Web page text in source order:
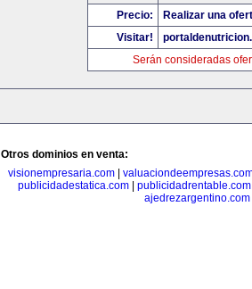
Precio:
Realizar una
Visitar!
Serán consideradas
Otros dominios en venta:
visionempresaria.com
publicidadestatica.com
publicidadrentable.com
ajedrezargentino.com